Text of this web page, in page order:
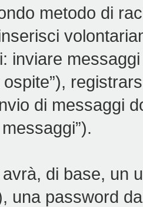
metodo di
inviare
di messaggi
di base, un
una password